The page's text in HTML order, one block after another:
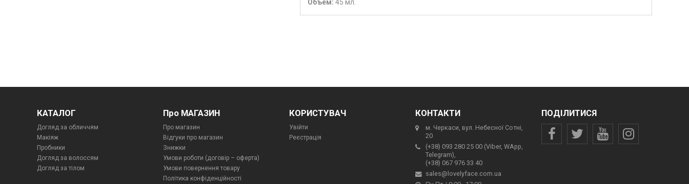
Объем: 45 мл.
КАТАЛОГ
Догляд за обличчям
Макіяж
Пробники
Догляд за волоссям
Догляд за тілом
Про МАГАЗИН
Про магазин
Відгуки про магазин
Знижки
Умови роботи (договір – оферта)
Умови повернення товару
Політика конфіденційності
КОРИСТУВАЧ
Увійти
Реєстрація
КОНТАКТИ
м. Черкаси, вул. Небесної Сотні,
20
(+38) 093 280 25 00 (Viber, WApp,
Telegram),
(+38) 067 976 33 40
sales@lovelyface.com.ua
ПОДІЛИТИСЯ